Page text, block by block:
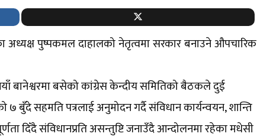
अध्यक्ष पुष्पकमल दाहालको नेतृत्वमा सरकार बनाउने औपचारिक
बानेश्वरमा बसेको कांग्रेस केन्दीय समितिको बैठकले दुई
बुँदे सहमति पत्रलाई अनुमोदन गर्दै संविधान कार्यन्वयन, शान्ति
दिँदै संविधानप्रति असन्तुष्टि जनाउँदै आन्दोलनमा रहेका मधेसी